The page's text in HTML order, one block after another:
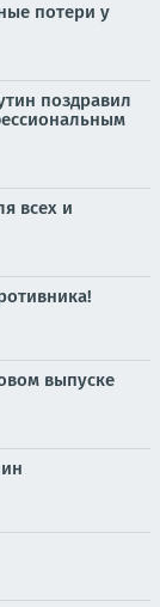
потери у
поздравил
всех и
выпуске